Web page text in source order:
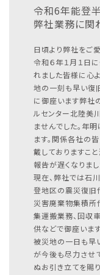
令和6年能登
弊社業務に関
日頃より弊社をご
令和６年１月１日
れました皆様に心
地の一刻も早い復
に御座います弊社
ルセンター北陸美
ませんでした。年
ます。関係各社の
戴しておりますこ
報告が遅くなりま
現在、弊社では石
登地区の震災復旧
災害廃棄物集積所
集運搬業務、回収
供などで御座います
被災地の一日も早
が今後も尽力させ
ぬお引き立てを賜